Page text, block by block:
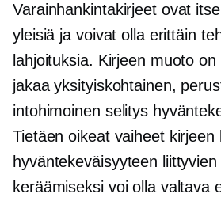
Varainhankintakirjeet ovat
yleisiä ja voivat olla erittäin
lahjoituksia. Kirjeen muoto
jakaa yksityiskohtainen,
intohimoinen selitys
Tietäen oikeat vaiheet kirjeen
hyväntekeväisyyteen
keräämiseksi voi olla valtava